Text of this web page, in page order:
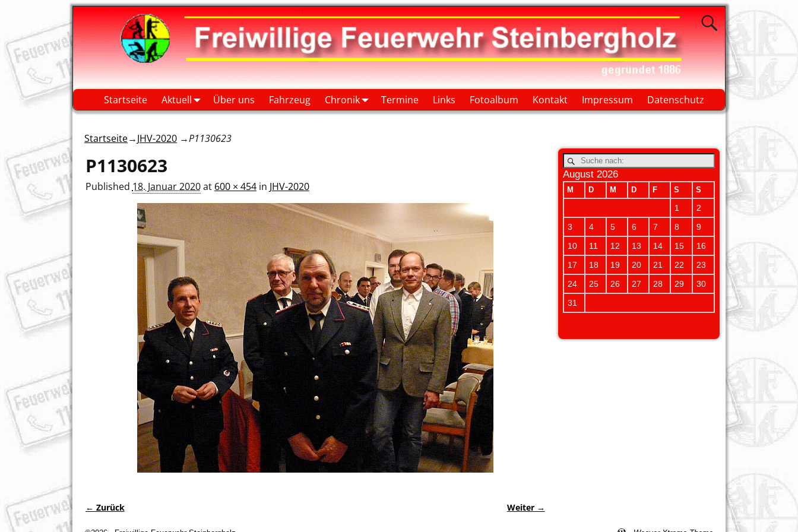
Startseite Aktuell Über uns Fahrzeug Chronik Termine Links Fotoalbum Kontakt Impressum Datenschutz
Startseite→JHV-2020 →P1130623
P1130623
Published 18. Januar 2020at 600 × 454in JHV-2020
← Zurück Weiter →
August 2026
M D M D F S S
1
2
3
4 5 6 7 8
9
10
11 12 13 14 15
16
17
18 19 20 21 22
23
24
25 26 27 28 29
30
31